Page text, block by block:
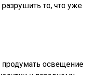
то, что уже
освещение